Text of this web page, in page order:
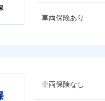
車両保険あり
車両保険なし